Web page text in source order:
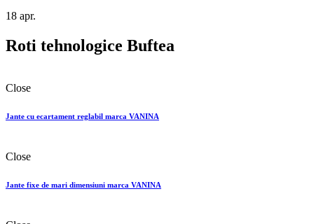
18 apr.
Roti tehnologice Buftea
Close
Jante cu ecartament reglabil marca VANINA
Close
Jante fixe de mari dimensiuni marca VANINA